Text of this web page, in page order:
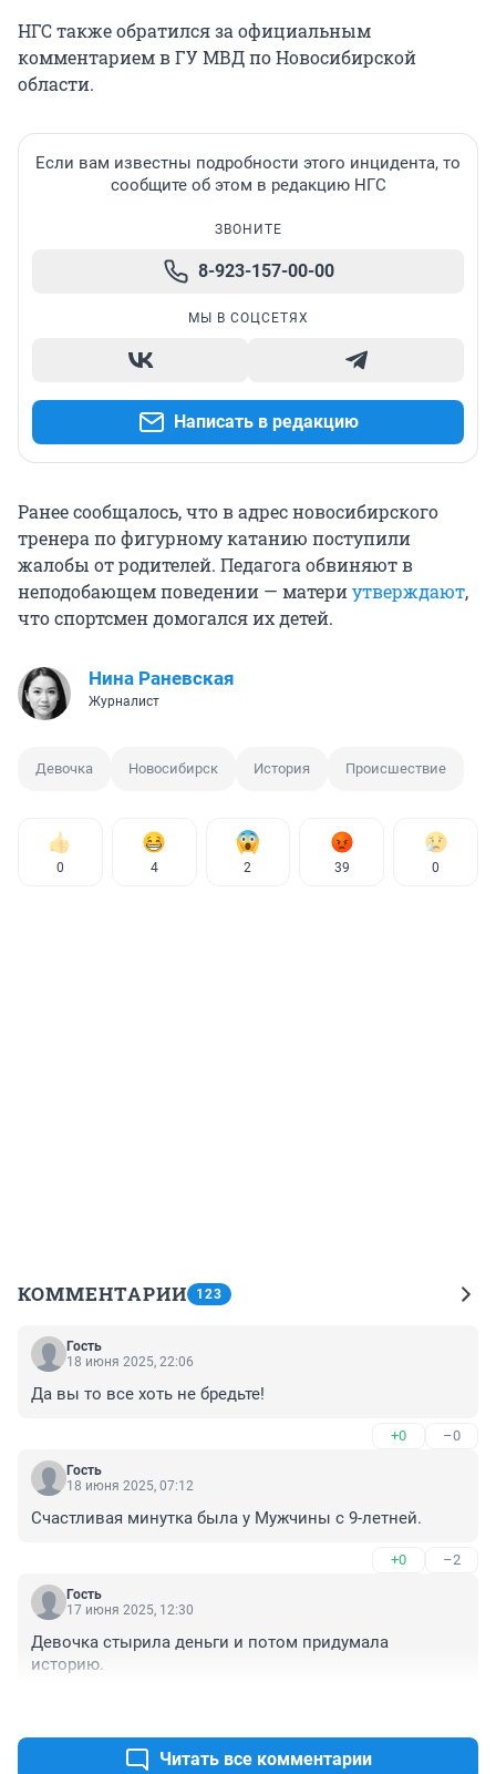
НГС также обратился за официальным
комментарием в ГУ МВД по Новосибирской
области.
Если вам известны подробности этого инцидента, то
сообщите об этом в редакцию НГС
ЗВОНИТЕ
8-923-157-00-00
МЫ В СОЦСЕТЯХ
Написать в редакцию
Ранее сообщалось, что в адрес новосибирского
тренера по фигурному катанию поступили
жалобы от родителей. Педагога обвиняют в
неподобающем поведении — материутверждают,
что спортсмен домогался их детей.
Нина Раневская
Журналист
Девочка Новосибирск История Происшествие
0 4 2 39 0
КОММЕНТАРИИ 123
Гость
18 июня 2025, 22:06
Да вы то все хоть не бредьте!
+0 –0
Гость
18 июня 2025, 07:12
Счастливая минутка была у Мужчины с 9-летней.
+0 –2
Гость
17 июня 2025, 12:30
Девочка стырила деньги и потом придумала
историю.
Читать все комментарии